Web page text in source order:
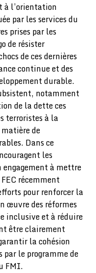
à l’orientation
par les services du
prises par les
de résister
de ces dernières
continue et des
durable.
notamment
de la dette ces
terroristes à la
de
Dans ce
les
à mettre
récemment
pour renforcer la
œuvre des réformes
inclusive et à réduire
être clairement
la cohésion
par le programme de
FMI.